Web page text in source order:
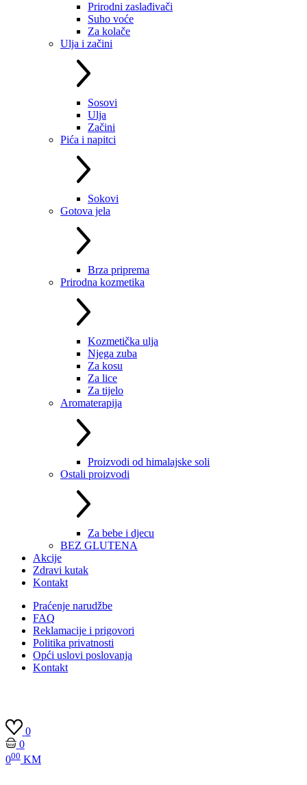
Prirodni zaslađivači
Suho voće
Za kolače
Ulja i začini
Sosovi
Ulja
Začini
Pića i napitci
Sokovi
Gotova jela
Brza priprema
Prirodna kozmetika
Kozmetička ulja
Njega zuba
Za kosu
Za lice
Za tijelo
Aromaterapija
Proizvodi od himalajske soli
Ostali proizvodi
Za bebe i djecu
BEZ GLUTENA
Akcije
Zdravi kutak
Kontakt
Praćenje narudžbe
FAQ
Reklamacije i prigovori
Politika privatnosti
Opći uslovi poslovanja
Kontakt
0
0
000 KM